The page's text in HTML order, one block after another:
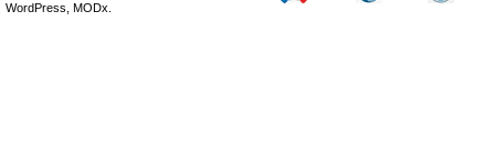
WordPress, MODx.